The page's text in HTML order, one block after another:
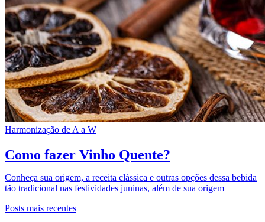
Harmonização de A a W
Como fazer Vinho Quente?
Conheça sua origem, a receita clássica e outras opções dessa bebida
tão tradicional nas festividades juninas, além de sua origem
Posts mais recentes